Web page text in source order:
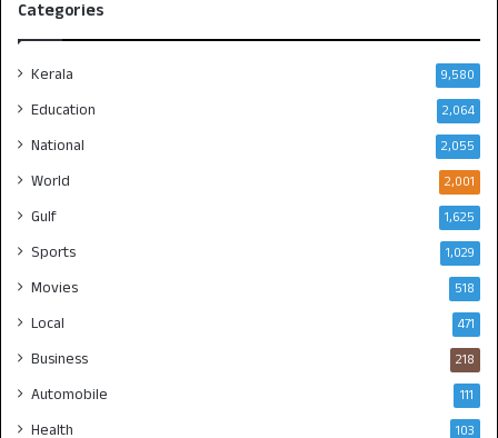
Categories
Kerala 9,580
Education 2,064
National 2,055
World 2,001
Gulf 1,625
Sports 1,029
Movies 518
Local 471
Business 218
Automobile 111
Health 103